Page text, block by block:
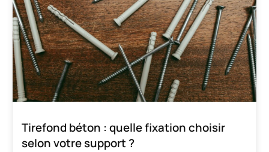
Tirefond béton : quelle fixation choisir
selon votre support ?